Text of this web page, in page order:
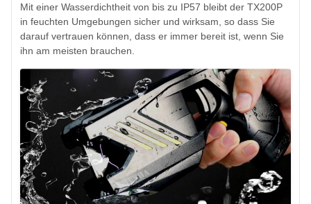
Mit einer Wasserdichtheit von bis zu IP57 bleibt der TX200P
in feuchten Umgebungen sicher und wirksam, so dass Sie
darauf vertrauen können, dass er immer bereit ist, wenn Sie
ihn am meisten brauchen.